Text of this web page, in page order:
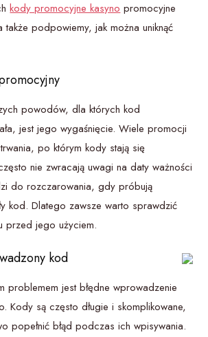
kody promocyjne kasyno promocyjne
także podpowiemy, jak można uniknąć
powodów, dla których kod
jest jego wygaśnięcie. Wiele promocji
po którym kody stają się
nie zwracają uwagi na daty ważności
do rozczarowania, gdy próbują
kod. Dlatego zawsze warto sprawdzić
przed jego użyciem.
kod
problemem jest błędne wprowadzenie
Kody są często długie i skomplikowane,
popełnić błąd podczas ich wpisywania.